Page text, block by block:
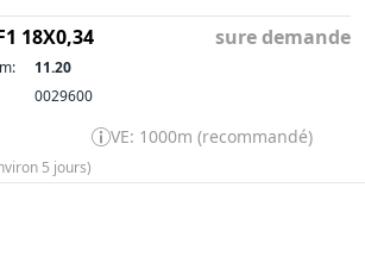
18X0,34 sure demande
11.20
0029600
VE: 1000m (recommandé)
5 jours)